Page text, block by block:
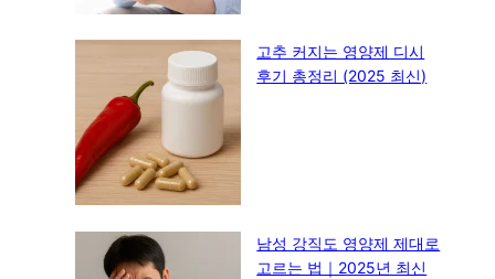
고추 커지는 영양제 디시
후기 총정리 (2025 최신)
남성 강직도 영양제 제대로
고르는 법｜2025년 최신